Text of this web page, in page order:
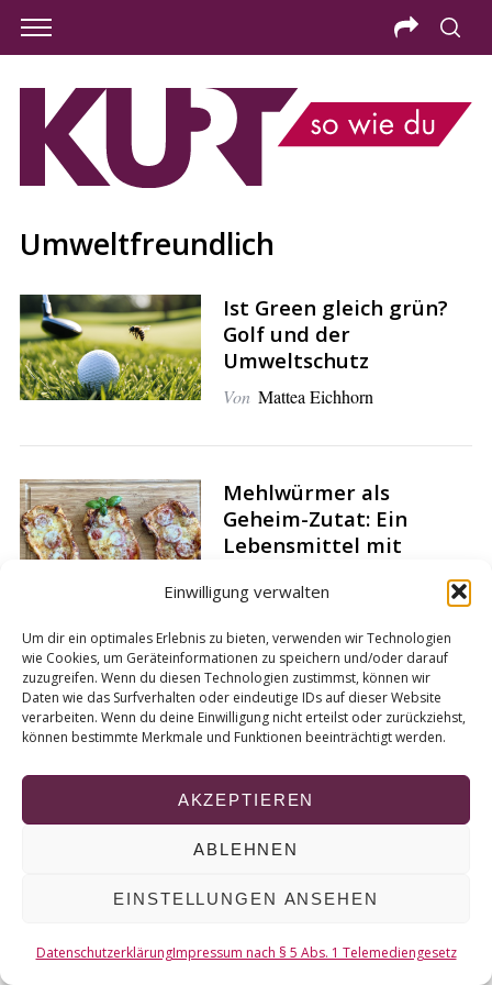
Einwilligung verwalten
Um dir ein optimales Erlebnis zu bieten, verwenden wir Technologien
wie Cookies, um Geräteinformationen zu speichern und/oder darauf
zuzugreifen. Wenn du diesen Technologien zustimmst, können wir
Daten wie das Surfverhalten oder eindeutige IDs auf dieser Website
verarbeiten. Wenn du deine Einwilligung nicht erteilst oder zurückziehst,
können bestimmte Merkmale und Funktionen beeinträchtigt werden.
AKZEPTIEREN
ABLEHNEN
EINSTELLUNGEN ANSEHEN
DatenschutzerklärungImpressum nach § 5 Abs. 1 Telemediengesetz
Umweltfreundlich
Ist Green gleich grün?
Golf und der
Umweltschutz
Von Mattea Eichhorn
Mehlwürmer als
Geheim-Zutat: Ein
Lebensmittel mit
Von
© 2026 KURT
NACH OBEN
e
a
r
c
h